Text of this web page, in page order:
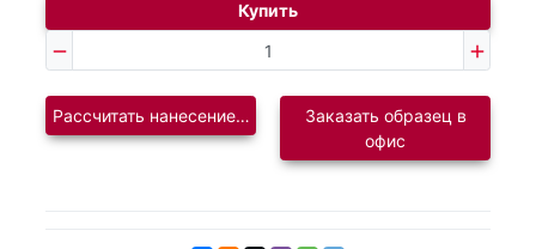
Купить
Рассчитать нанесение логотипаЗаказать образец в
офис